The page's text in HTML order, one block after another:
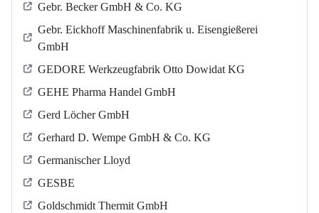
Gebr. Becker GmbH & Co. KG
Gebr. Eickhoff Maschinenfabrik u. Eisengießerei
GmbH
GEDORE Werkzeugfabrik Otto Dowidat KG
GEHE Pharma Handel GmbH
Gerd Löcher GmbH
Gerhard D. Wempe GmbH & Co. KG
Germanischer Lloyd
GESBE
Goldschmidt Thermit GmbH